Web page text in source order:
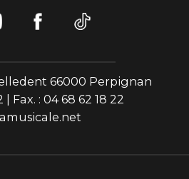
66000 Perpignan
| Fax. : 04 68 62 18 22